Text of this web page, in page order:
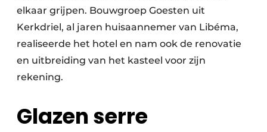
elkaar grijpen. Bouwgroep Goesten uit
Kerkdriel, al jaren huisaannemer van Libéma,
realiseerde het hotel en nam ook de renovatie
en uitbreiding van het kasteel voor zijn
rekening.
Glazen serre